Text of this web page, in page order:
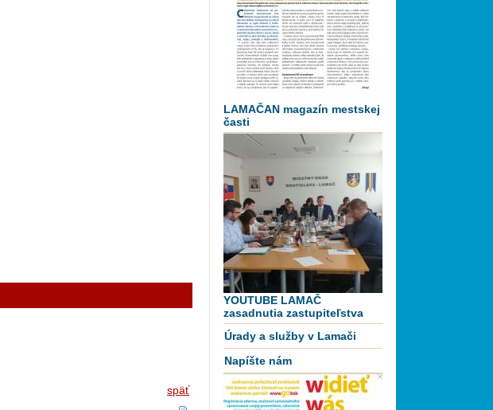
späť
LAMAČAN magazín mestskej
časti
YOUTUBE LAMAČ
zasadnutia zastupiteľstva
Úrady a služby v Lamači
Napíšte nám